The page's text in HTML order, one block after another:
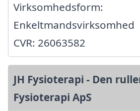
Virksomhedsform:
Enkeltmandsvirksomhed
CVR: 26063582
JH Fysioterapi - Den
Fysioterapi ApS